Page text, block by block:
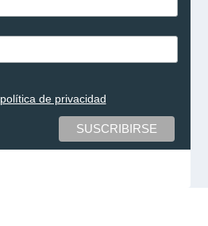
política de privacidad